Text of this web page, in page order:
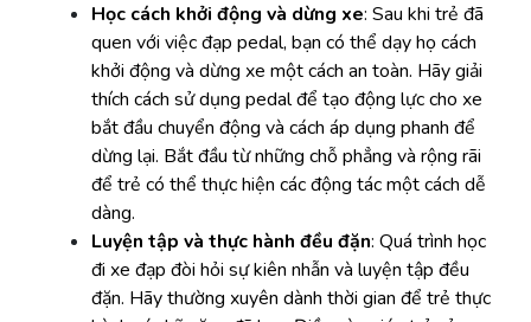
Học cách khởi động và dừng xe: Sau khi trẻ đã
quen với việc đạp pedal, bạn có thể dạy họ cách
khởi động và dừng xe một cách an toàn. Hãy giải
thích cách sử dụng pedal để tạo động lực cho xe
bắt đầu chuyển động và cách áp dụng phanh để
dừng lại. Bắt đầu từ những chỗ phẳng và rộng rãi
để trẻ có thể thực hiện các động tác một cách dễ
dàng.
Luyện tập và thực hành đều đặn: Quá trình học
đi xe đạp đòi hỏi sự kiên nhẫn và luyện tập đều
đặn. Hãy thường xuyên dành thời gian để trẻ thực